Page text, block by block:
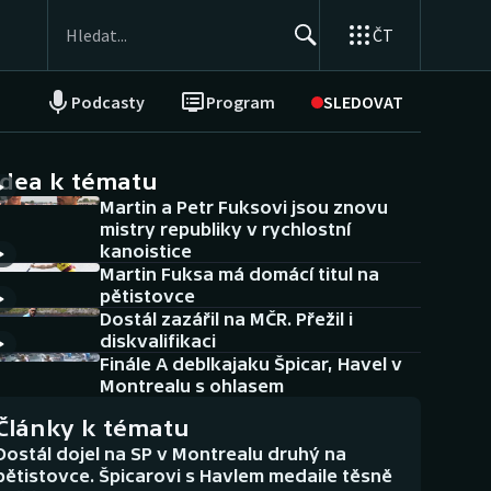
ČT
Podcasty Program SLEDOVAT
NEPŘEHLÉDNĚTE
Historické návraty
Aplikace ČT sport
AZ kvíz
k tématu
Martin a Petr Fuksovi jsou znovu
mistry republiky v rychlostní
kanoistice
Martin Fuksa má domácí titul na
pětistovce
Dostál zazářil na MČR. Přežil i
diskvalifikaci
Finále A deblkajaku Špicar, Havel v
Montrealu s ohlasem
k tématu
dojel na SP v Montrealu druhý na
Špicarovi s Havlem medaile těsně